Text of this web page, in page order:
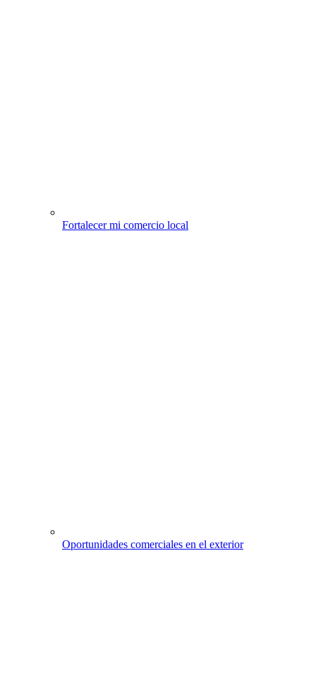
Fortalecer mi comercio local
Oportunidades comerciales en el exterior